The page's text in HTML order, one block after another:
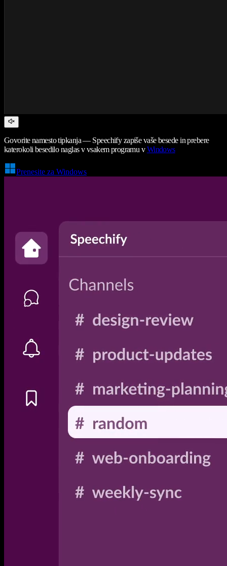
Govorite namesto tipkanja — Speechify zapiše vaše besede in prebere
katerokoli besedilo naglas v vsakem programu vWindows
Prenesite za Windows